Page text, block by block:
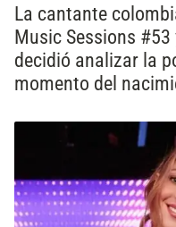
La cantante
Music Sessions
decidió analizar la
momento del